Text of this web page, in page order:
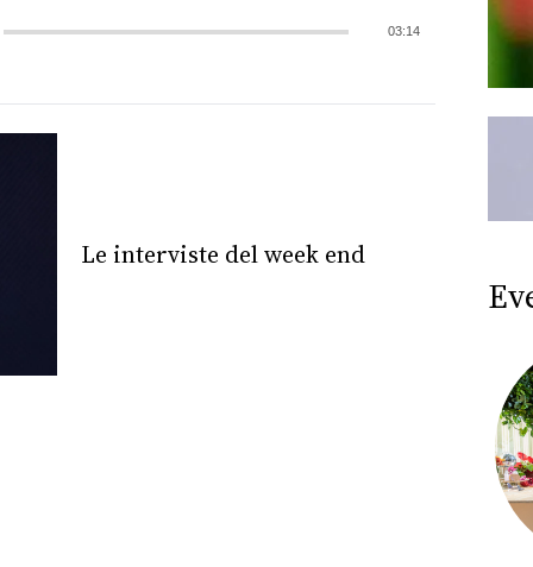
03:14
Le interviste del week end